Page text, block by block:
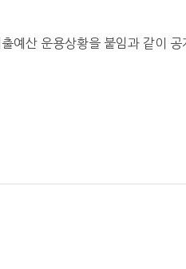
산 운용상황을 붙임과 같이 공